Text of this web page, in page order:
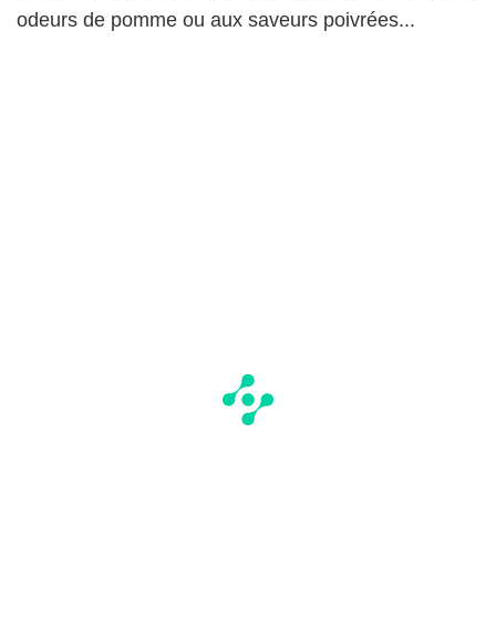
odeurs de pomme ou aux saveurs poivrées...